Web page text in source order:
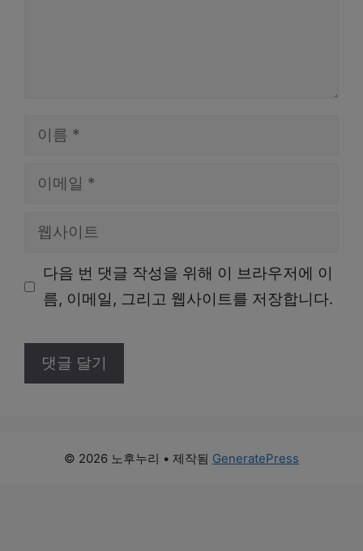
일
다음 번 댓글 작성을 위해 이 브라우저에 이
름, 이메일, 그리고 웹사이트를 저장합니다.
© 2026 노후누리 • 제작됨 GeneratePress